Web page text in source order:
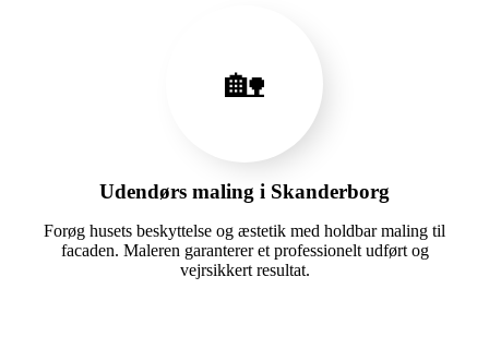
🏡
Udendørs maling i Skanderborg
Forøg husets beskyttelse og æstetik med holdbar maling til
facaden. Maleren garanterer et professionelt udført og
vejrsikkert resultat.